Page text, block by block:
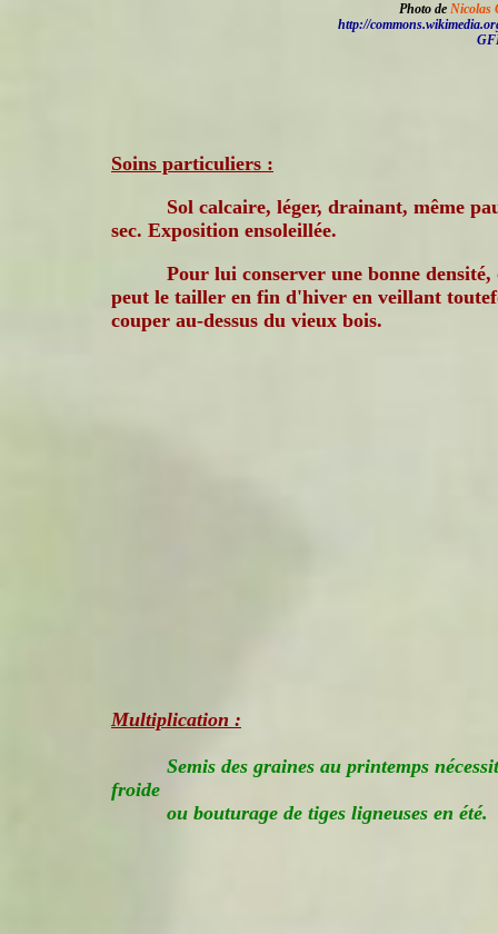
Photo de Nicolas
http://
Soins particuliers :
Sol calcaire, léger, drainant, même
sec. Exposition ensoleillée.
Pour lui conserver une bonne densité,
peut le tailler en fin d'hiver en veillant
couper au-dessus du vieux bois.
Multiplication :
Semis des graines au printemps
froide
ou bouturage de tiges ligneuses en été.